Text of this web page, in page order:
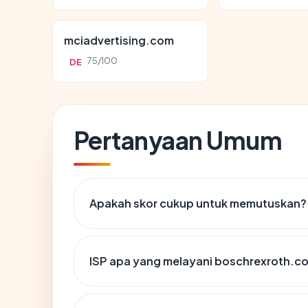
mciadvertising.com
DE 75/100
Pertanyaan Umum
Apakah skor cukup untuk memutuskan?
ISP apa yang melayani